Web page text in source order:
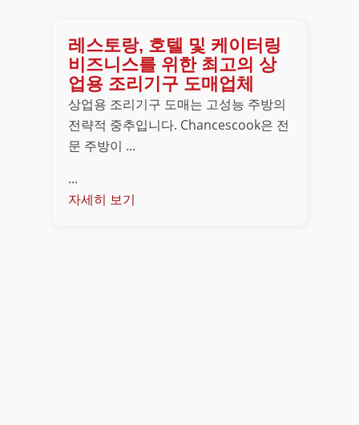
레스토랑, 호텔 및 케이터링
비즈니스를 위한 최고의 상
업용 조리기구 도매업체
상업용 조리기구 도매는 고성능 주방의
전략적 중추입니다. Chancescook은 전
문 주방이 ...
...
자세히 보기